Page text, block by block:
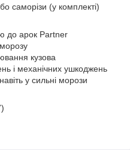
саморізи (у комплекті)
до арок Partner
кузова
і механічних ушкоджень
у сильні морози